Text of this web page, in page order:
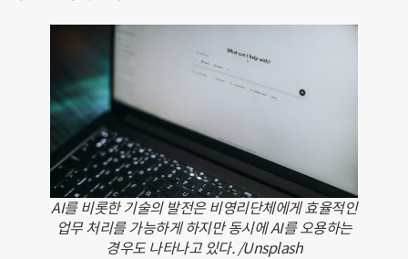
AI를 비롯한 기술의 발전은 비영리단체에게 효율적인
업무 처리를 가능하게 하지만 동시에 AI를 오용하는
경우도 나타나고 있다. /Unsplash